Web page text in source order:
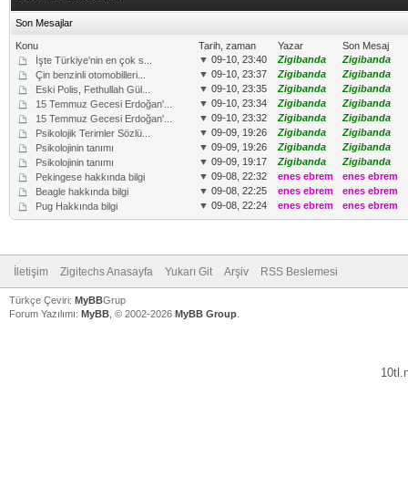
Son Mesajlar
Konu Tarih, zaman Yazar
Son Mesaj
İşte Türkiye'nin en çok s...
▼ 09-10, 23:40 Zigibanda
Zigibanda
Çin benzinli otomobilleri...
▼ 09-10, 23:37 Zigibanda
Zigibanda
Eski Polis, Fethullah Gül...
▼ 09-10, 23:35 Zigibanda
Zigibanda
15 Temmuz Gecesi Erdoğan'...
▼ 09-10, 23:34 Zigibanda
Zigibanda
15 Temmuz Gecesi Erdoğan'...
▼ 09-10, 23:32 Zigibanda
Zigibanda
Psikolojik Terimler Sözlü...
▼ 09-09, 19:26 Zigibanda
Zigibanda
Psikolojinin tanımı
▼ 09-09, 19:26 Zigibanda
Zigibanda
Psikolojinin tanımı
▼ 09-09, 19:17 Zigibanda
Zigibanda
Pekingese hakkında bilgi
▼ 09-08, 22:32 enes ebrem
enes ebrem
Beagle hakkında bilgi
▼ 09-08, 22:25 enes ebrem
enes ebrem
Pug Hakkında bilgi
▼ 09-08, 22:24 enes ebrem enes ebrem
İletişim Zigitechs Anasayfa Yukarı Git Arşiv RSS Beslemesi
Türkçe Çeviri: MyBBGrup
Forum Yazılımı: MyBB , © 2002-2026 MyBB Group